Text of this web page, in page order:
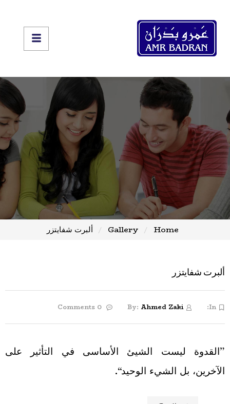
Home
Gallery ألبرت شفايتزر
ألبرت شفايتزر
In:
By: Ahmed Zaki
”القدوة ليست الشيئ الأساسى في التأثير على
الآخرين، بل الشيء الوحيد“.